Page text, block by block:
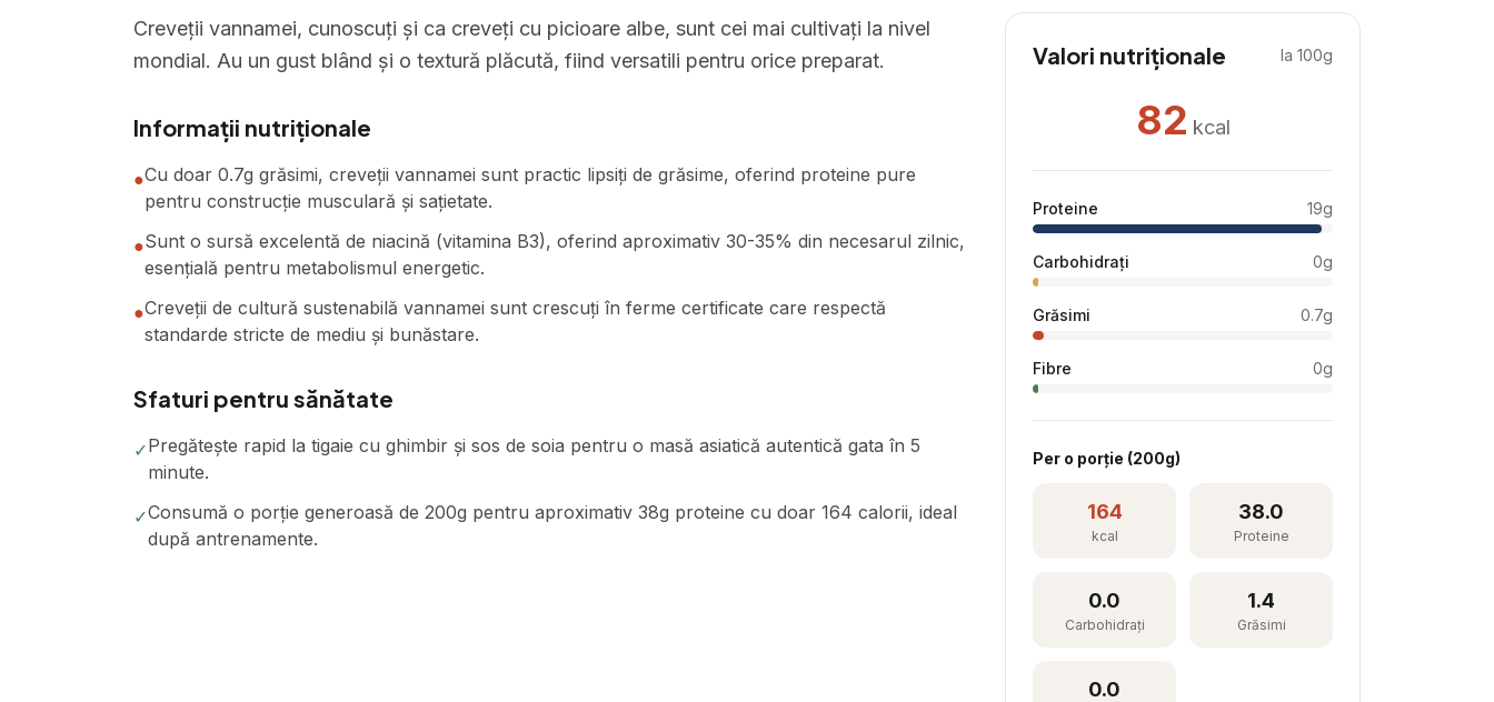
Creveții vannamei, cunoscuți și ca creveți cu picioare albe, sunt cei mai cultivați la nivel
mondial. Au un gust blând și o textură plăcută, fiind versatili pentru orice preparat.
Informații nutriționale
●Cu doar 0.7g grăsimi, creveții vannamei sunt practic lipsiți de grăsime, oferind proteine pure
pentru construcție musculară și sațietate.
●Sunt o sursă excelentă de niacină (vitamina B3), oferind aproximativ 30-35% din necesarul zilnic,
esențială pentru metabolismul energetic.
●Creveții de cultură sustenabilă vannamei sunt crescuți în ferme certificate care respectă
standarde stricte de mediu și bunăstare.
Sfaturi pentru sănătate
✓Pregătește rapid la tigaie cu ghimbir și sos de soia pentru o masă asiatică autentică gata în 5
minute.
✓Consumă o porție generoasă de 200g pentru aproximativ 38g proteine cu doar 164 calorii, ideal
după antrenamente.
Valori nutriționale la 100g
82 kcal
Proteine 19g
Carbohidrați 0g
Grăsimi 0.7g
Fibre 0g
Per o porție (200g)
164
kcal
38.0
Proteine
0.0
Carbohidrați
1.4
Grăsimi
0.0